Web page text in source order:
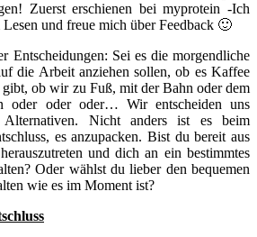
Zuerst erschienen bei myprotein -Ich
und freue mich über Feedback 🙂
Entscheidungen: Sei es die morgendliche
die Arbeit anziehen sollen, ob es Kaffee
ob wir zu Fuß, mit der Bahn oder dem
oder oder oder… Wir entscheiden uns
Nicht anders ist es beim
es anzupacken. Bist du bereit aus
und dich an ein bestimmtes
Oder wählst du lieber den bequemen
wie es im Moment ist?